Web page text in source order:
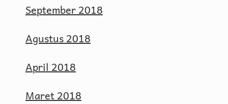
September 2018
Agustus 2018
April 2018
Maret 2018